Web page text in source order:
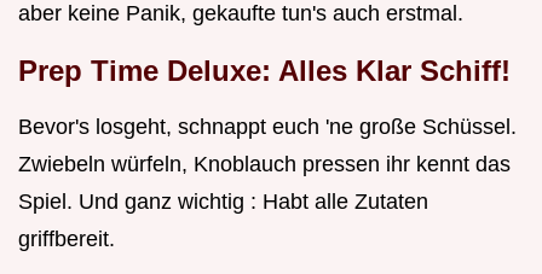
aber keine Panik, gekaufte tun's auch erstmal.
Prep Time Deluxe: Alles Klar Schiff!
Bevor's losgeht, schnappt euch 'ne große Schüssel.
Zwiebeln würfeln, Knoblauch pressen ihr kennt das
Spiel. Und ganz wichtig : Habt alle Zutaten
griffbereit.